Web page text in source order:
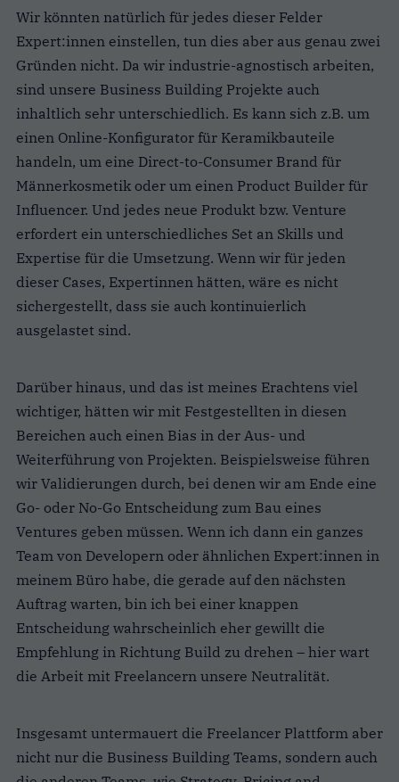
Wir könnten natürlich für jedes dieser Felder
Expert:innen einstellen, tun dies aber aus genau zwei
Gründen nicht. Da wir industrie-agnostisch arbeiten,
sind unsere Business Building Projekte auch
inhaltlich sehr unterschiedlich. Es kann sich z.B. um
einen Online-Konfigurator für Keramikbauteile
handeln, um eine Direct-to-Consumer Brand für
Männerkosmetik oder um einen Product Builder für
Influencer. Und jedes neue Produkt bzw. Venture
erfordert ein unterschiedliches Set an Skills und
Expertise für die Umsetzung. Wenn wir für jeden
dieser Cases, Expertinnen hätten, wäre es nicht
sichergestellt, dass sie auch kontinuierlich
ausgelastet sind.
Darüber hinaus, und das ist meines Erachtens viel
wichtiger, hätten wir mit Festgestellten in diesen
Bereichen auch einen Bias in der Aus- und
Weiterführung von Projekten. Beispielsweise führen
wir Validierungen durch, bei denen wir am Ende eine
Go- oder No-Go Entscheidung zum Bau eines
Ventures geben müssen. Wenn ich dann ein ganzes
Team von Developern oder ähnlichen Expert:innen in
meinem Büro habe, die gerade auf den nächsten
Auftrag warten, bin ich bei einer knappen
Entscheidung wahrscheinlich eher gewillt die
Empfehlung in Richtung Build zu drehen – hier wart
die Arbeit mit Freelancern unsere Neutralität.
Insgesamt untermauert die Freelancer Plattform aber
nicht nur die Business Building Teams, sondern auch